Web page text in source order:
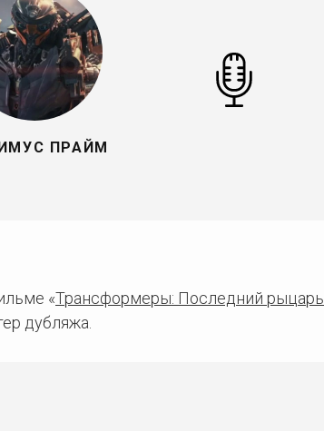
ПРАЙМ
«Трансформеры: Последний рыцарь
дубляжа.